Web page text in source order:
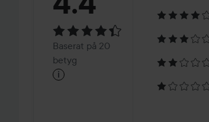
4.4Baserat
på
Baserat på 20
betyg
i